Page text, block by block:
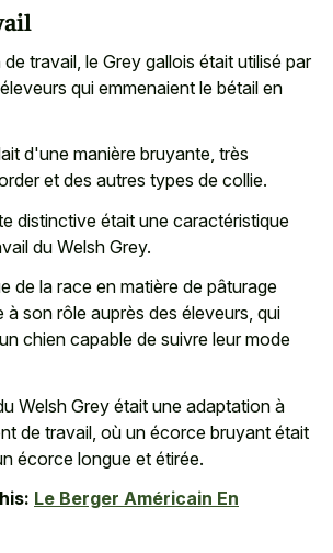
travail, le Grey gallois était utilisé par
qui emmenaient le bétail en
d'une manière bruyante, très
et des autres types de collie.
distinctive était une caractéristique
du Welsh Grey.
de la race en matière de pâturage
à son rôle auprès des éleveurs, qui
chien capable de suivre leur mode
Welsh Grey était une adaptation à
de travail, où un écorce bruyant était
écorce longue et étirée.
Le Berger Américain En